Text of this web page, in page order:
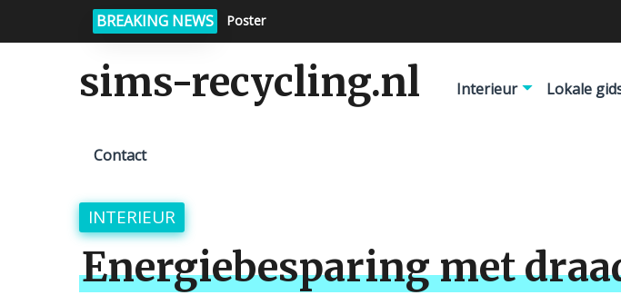
BREAKING NEWS Poster
Inspiratie en interieurdecoratie voor droomhuis
sims-recycling.nl Interieur Lokale
Contact
INTERIEUR
Energiebesparing met